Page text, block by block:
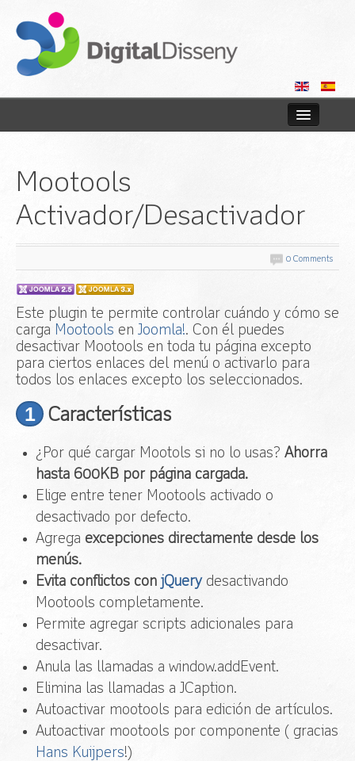
Tiendas online
Web
Blog
Contactar
Acceso
Mootools
Activador/Desactivador
0 Comments
Este plugin te permite controlar cuándo y cómo se
carga Mootools en Joomla!. Con él puedes
desactivar Mootools en toda tu página excepto
para ciertos enlaces del menú o activarlo para
todos los enlaces excepto los seleccionados.
1 Características
¿Por qué cargar Mootols si no lo usas? Ahorra
hasta 600KB por página cargada.
Elige entre tener Mootools activado o
desactivado por defecto.
Agrega excepciones directamente desde los
menús.
Evita conflictos con jQuery desactivando
Mootools completamente.
Permite agregar scripts adicionales para
desactivar.
Anula las llamadas a window.addEvent.
Elimina las llamadas a JCaption.
Autoactivar mootools para edición de artículos.
Autoactivar mootools por componente ( gracias
Hans Kuijpers!)